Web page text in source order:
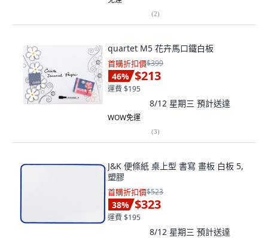
(2)
quartet M5 花卉馬口鐵白板
首購折扣價$399
46% $213
運費 $195
8/12 星期三 預計送達
WOW免運
(3)
J&K 便條紙 桌上型 書寫 畫板 白板 5,
塑膠
首購折扣價$523
38% $323
運費 $195
8/12 星期三 預計送達